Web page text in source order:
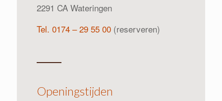
2291 CA Wateringen
Tel. 0174 – 29 55 00(reserveren)
Openingstijden